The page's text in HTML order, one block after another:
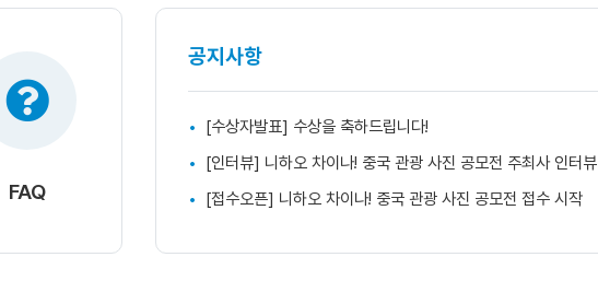
FAQ
공지사항
[수상자발표] 수상을 축하드립니다!
[인터뷰] 니하오 차이나! 중국 관광 사진 공모전 주최사 인터뷰
[접수오픈] 니하오 차이나! 중국 관광 사진 공모전 접수 시작